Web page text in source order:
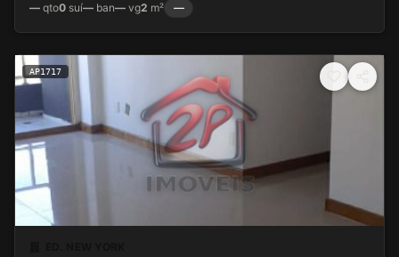
— qto0 suí— ban— vg2 m² —
AP1717